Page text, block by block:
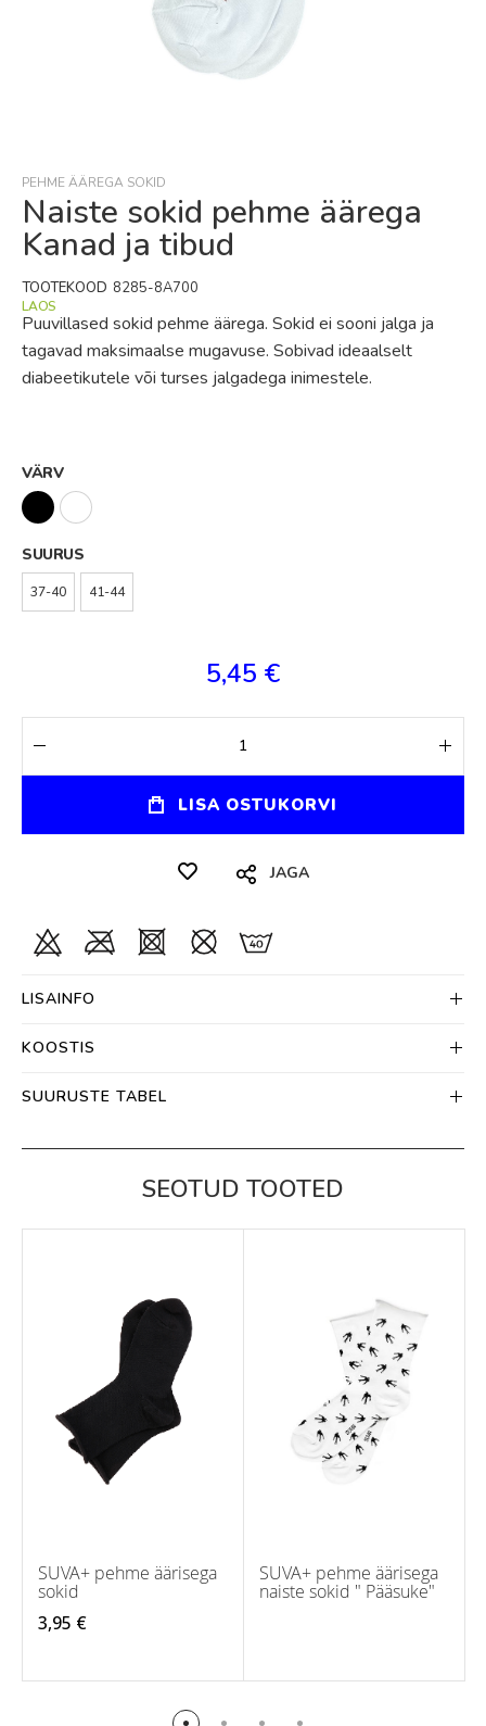
beginning
of
the
images
PEHME ÄÄREGA SOKID
Naiste sokid pehme äärega
Kanad ja tibud
Puuvillased sokid pehme äärega. Sokid ei sooni jalga ja
tagavad maksimaalse mugavuse. Sobivad ideaalselt
diabeetikutele või turses jalgadega inimestele.
LAOS
TOOTEKOOD 8285-8A700
VÄRV
SUURUS
37-40 41-44
5,45 €
LISA OSTUKORVI
JAGA
LISAINFO
KOOSTIS
SUURUSTE TABEL
SEOTUD TOOTED
SUVA+ pehme äärisega
sokid
3,95 €
SUVA+ pehme äärisega
naiste sokid " Pääsuke"